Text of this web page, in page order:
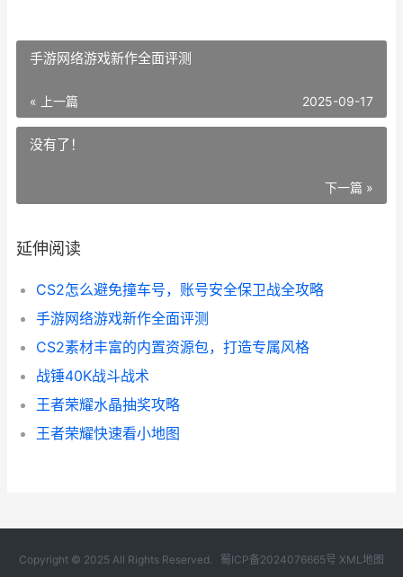
手游网络游戏新作全面评测
« 上一篇 2025-09-17
没有了！
下一篇 »
延伸阅读
CS2怎么避免撞车号，账号安全保卫战全攻略
手游网络游戏新作全面评测
CS2素材丰富的内置资源包，打造专属风格
战锤40K战斗战术
王者荣耀水晶抽奖攻略
王者荣耀快速看小地图
Copyright © 2025 All Rights Reserved. 蜀ICP备2024076665号 XML地图